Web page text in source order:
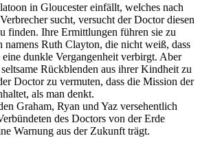
in Gloucester einfällt, welches nach
sucht, versucht der Doctor diesen
finden. Ihre Ermittlungen führen sie zu
namens Ruth Clayton, die nicht weiß, dass
dunkle Vergangenheit verbirgt. Aber
Rückblenden aus ihrer Kindheit zu
Doctor zu vermuten, dass die Mission der
als man denkt.
Graham, Ryan und Yaz versehentlich
des Doctors von der Erde
Warnung aus der Zukunft trägt.